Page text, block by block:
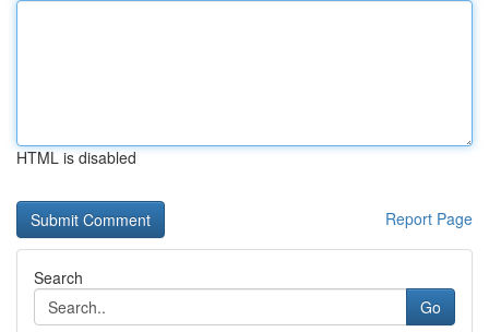
HTML is disabled
Report Page
Search
Go